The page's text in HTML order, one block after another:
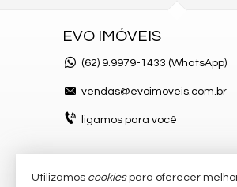
EVO IMÓVEIS
(62) 9.9979-1433 (WhatsApp)
vendas@evoimoveis.com.br
ligamos para você
VEJA MAIS
Utilizamos cookiespara oferecer